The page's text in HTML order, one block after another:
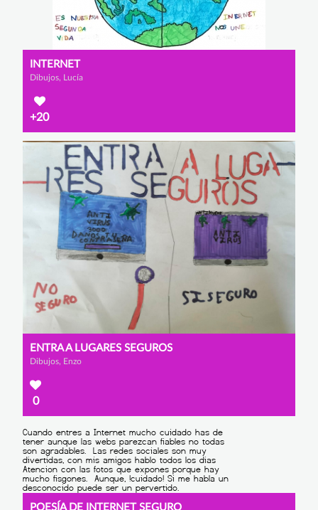
INTERNET
Dibujos, Lucía
+20
ENTRA A LUGARES SEGUROS
Dibujos, Enzo
0
POESÍA DE INTERNET SEGURO